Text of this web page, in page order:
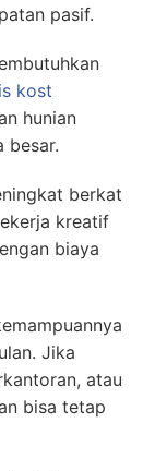
pasif.
kost
hunian
besar.
berkat
kreatif
biaya
Jika
atau
bisa tetap